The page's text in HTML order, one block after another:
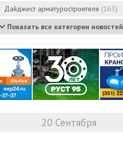
Дайджест арматуростроителя (163)
Показать все категории новостей
20 Сентября